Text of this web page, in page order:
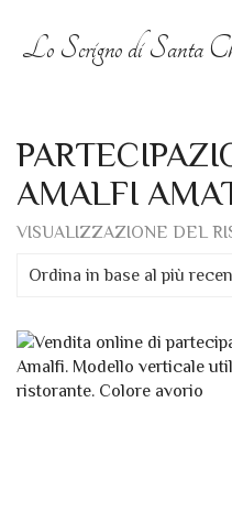
Lo Scrigno di Santa
AMALFI
VISUALIZZAZIONE DEL
Ordina in base al più